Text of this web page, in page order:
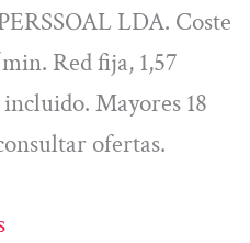
LDA. Coste
Red fija, 1,57
Mayores 18
ofertas.